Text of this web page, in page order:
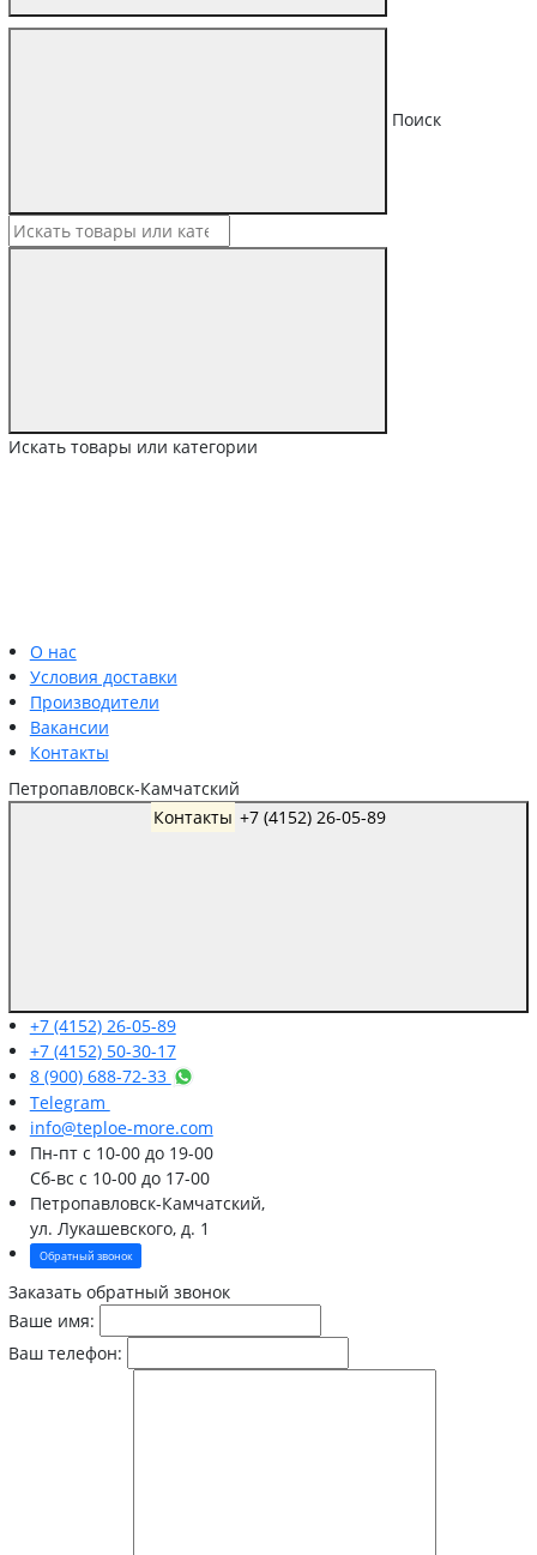
Поиск
Искать товары или категории
О нас
Условия доставки
Производители
Вакансии
Контакты
Петропавловск-Камчатский
Контакты
+7 (4152) 26-05-89
+7 (4152) 50-30-17
8 (900) 688-72-33
Telegram
info@teploe-more.com
Пн-птс 10-00 до 19-00
Сб-вс с 10-00 до 17-00
Петропавловск-Камчатский,
ул. Лукашевского, д. 1
Обратный звонок
Заказать обратный звонок
Ваше имя:
Ваш телефон: